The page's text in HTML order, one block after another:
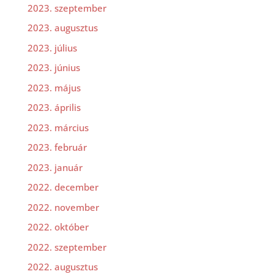
2023. szeptember
2023. augusztus
2023. július
2023. június
2023. május
2023. április
2023. március
2023. február
2023. január
2022. december
2022. november
2022. október
2022. szeptember
2022. augusztus